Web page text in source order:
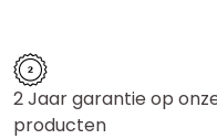
2 Jaar garantie op
producten